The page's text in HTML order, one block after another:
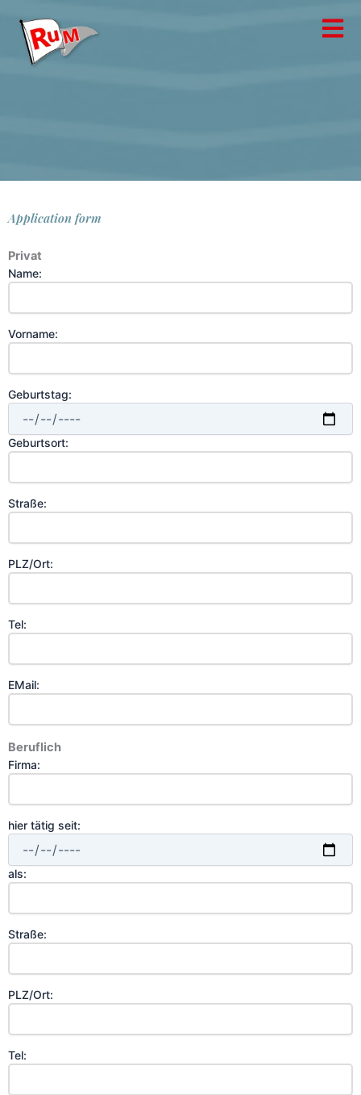
content
Application form
Privat
Name:
Vorname:
Geburtstag:
Geburtsort:
Straße:
PLZ/Ort:
Tel:
EMail:
Beruflich
Firma:
hier tätig seit:
als:
Straße:
PLZ/Ort:
Tel: